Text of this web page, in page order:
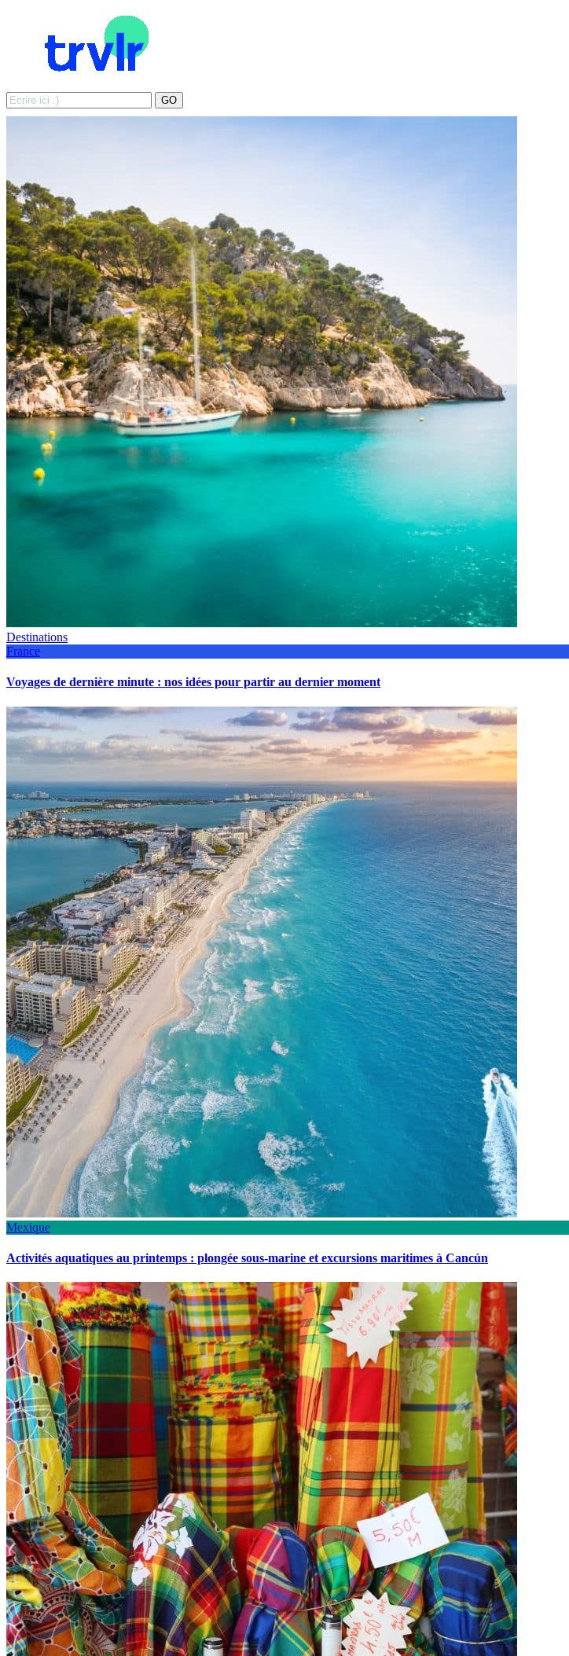
Search
for:
GO
Destinations
France
Voyages de dernière minute : nos idées pour partir au dernier moment
Mexique
Activités aquatiques au printemps : plongée sous-marine et excursions maritimes à Cancún